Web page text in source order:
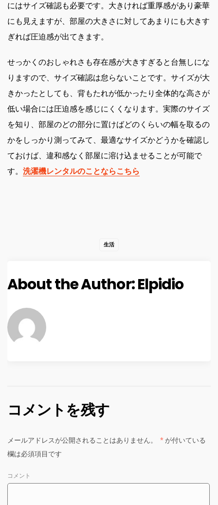
にはサイズ確認も必要です。大きければ重厚感があり豪華
にも見えますが、部屋の大きさに対してあまりにも大きす
ぎれば圧迫感が出てきます。
せっかくのおしゃれさも存在感が大きすぎると台無しにな
りますので、サイズ確認は怠らないことです。サイズが大
きかったとしても、背もたれが低かったり全体的な高さが
低い場合には圧迫感を感じにくくなります。実際のサイズ
を知り、部屋のどの部分に置けばどのくらいの幅を取るの
かをしっかり測ってみて、最適なサイズかどうかを確認し
ておけば、違和感なく部屋に溶け込ませることが可能で
す。 洗濯機レンタルのことならこちら
生活
About the Author:Elpidio
コメントを残す
メールアドレスが公開されることはありません。 * が付いている
欄は必須項目です
コメント